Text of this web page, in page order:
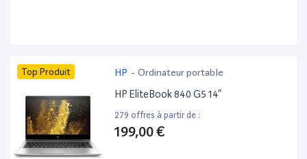
Top Produit HP - Ordinateur portable
HP EliteBook 840 G5 14”
279 offres à partir de :
199,00 €